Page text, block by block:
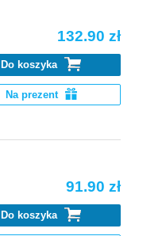
132.90 zł
Do koszyka
Na prezent
91.90 zł
Do koszyka